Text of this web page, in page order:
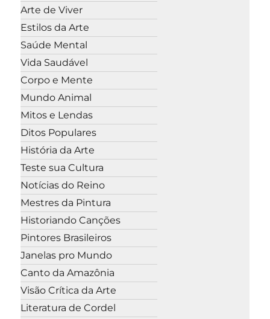
Arte de Viver
Estilos da Arte
Saúde Mental
Vida Saudável
Corpo e Mente
Mundo Animal
Mitos e Lendas
Ditos Populares
História da Arte
Teste sua Cultura
Notícias do Reino
Mestres da Pintura
Historiando Canções
Pintores Brasileiros
Janelas pro Mundo
Canto da Amazônia
Visão Crítica da Arte
Literatura de Cordel